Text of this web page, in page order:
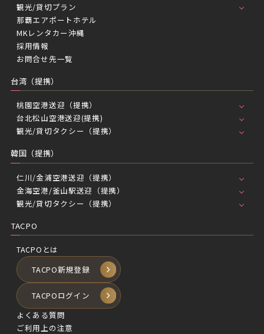
観光/貸切プラン
那覇エアポートホテル
MKレンタカー沖縄
採用情報
お問合せ先一覧
台湾（提携）
桃園空港送迎（提携）
台北松山空港送迎(提携)
観光/貸切タクシー（提携）
韓国（提携）
仁川/金浦空港送迎（提携）
金海空港/釜山駅送迎（提携）
観光/貸切タクシー（提携）
TACPO
TACPOとは
TACPO新規登録
TACPOログイン
よくある質問
ご利用上の注意